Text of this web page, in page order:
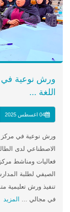
ورش نوعية في
اللغة ...
04 اغسطس 2025
ورش نوعية في مركز
الاصطناعي لدى
فعاليات ومناشط
تنفيذ ورش تعليمية
في مجالي ... المزيد